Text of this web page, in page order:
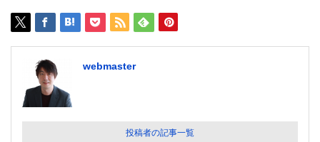
webmaster
投稿者の記事一覧